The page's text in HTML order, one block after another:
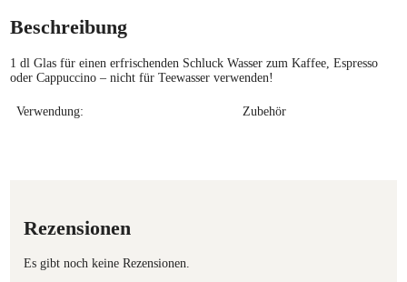
Beschreibung
1 dl Glas für einen erfrischenden Schluck Wasser zum Kaffee, Espresso
oder Cappuccino – nicht für Teewasser verwenden!
Verwendung: Zubehör
Rezensionen
Es gibt noch keine Rezensionen.